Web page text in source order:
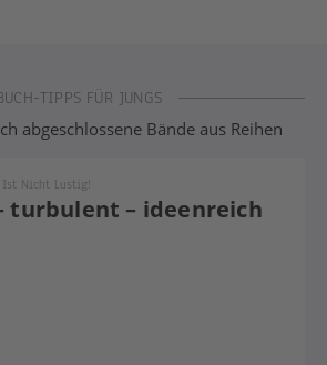
TIPPS FÜR JUNGS
abgeschlossene Bände aus Reihen
turbulent – ideenreich
Ist Nicht Lustig!